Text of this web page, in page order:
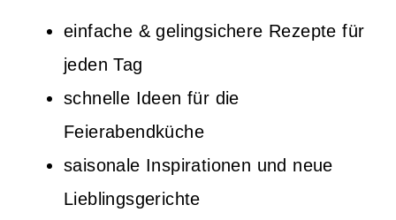
einfache & gelingsichere Rezepte für
jeden Tag
schnelle Ideen für die
Feierabendküche
saisonale Inspirationen und neue
Lieblingsgerichte